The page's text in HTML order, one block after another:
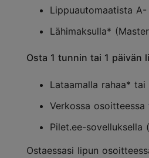
Lippuautomaatista
Lähimaksulla*
Osta 1 tunnin tai 1 päivän
Lataamalla rahaa*
Verkossa osoitteessa
Pilet.ee-sovelluksella (
Ostaessasi lipun